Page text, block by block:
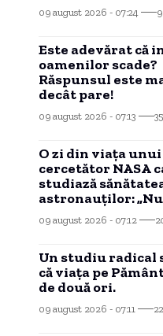
09 august 2026 - 07:24 9
Este adevărat că
oamenilor scade?
Răspunsul este
decât pare!
09 august 2026 - 07:13
O zi din viața unui
cercetător NASA
studiază
astronauților: „Nu
știință complicată”
09 august 2026 - 07:12
Un studiu radical
că viața pe
de două ori.
09 august 2026 - 07:11